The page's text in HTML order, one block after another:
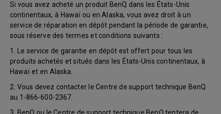
Si vous avez acheté un produit BenQ dans les États-Unis
continentaux, à Hawaï ou en Alaska, vous avez droit à un
service de réparation en dépôt pendant la période de garantie,
sous réserve des termes et conditions suivants :
1. Le service de garantie en dépôt est offert pour tous les
produits achetés et situés dans les États-Unis continentaux, à
Hawaï et en Alaska.
2. Vous devez contacter le Centre de support technique BenQ
au 1-866-600-2367.